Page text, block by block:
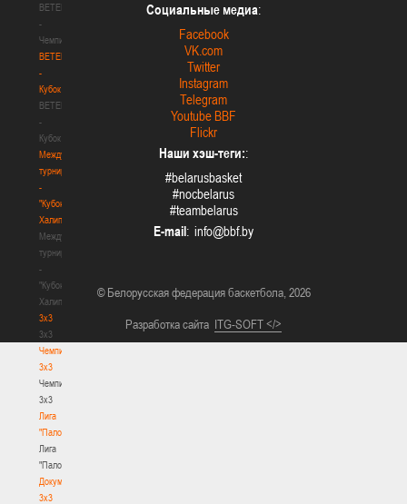
BETERA
-
Чемпионат
BETERA
-
Кубок
BETERA
-
Кубок
Международный
турнир
-
"Кубок
Халипского"
Международный
турнир
-
"Кубок
Халипского"
3x3
3x3
Чемпионат
3х3
Чемпионат
3х3
Лига
"Палова"
Лига
"Палова"
Документы
3х3
Социальные медиа:
Facebook
VK.com
Twitter
Instagram
Telegram
Youtube BBF
Flickr
Наши хэш-теги::
#belarusbasket
#nocbelarus
#teambelarus
E-mail:
© Белорусская федерация баскетбола, 2026
Разработка сайта ITG-SOFT </>